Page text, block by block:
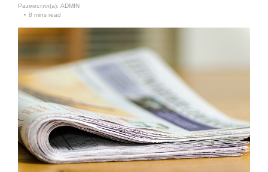
Разместил(а): ADMIN
8 mins read